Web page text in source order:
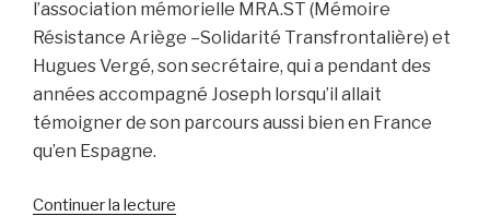
l’association mémorielle MRA.ST (Mémoire
Résistance Ariège –Solidarité Transfrontalière) et
Hugues Vergé, son secrétaire, qui a pendant des
années accompagné Joseph lorsqu’il allait
témoigner de son parcours aussi bien en France
qu’en Espagne.
Continuer la lecture